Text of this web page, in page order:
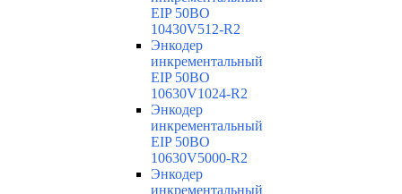
EIP 50BO
10430V512-R2
Энкодер
инкрементальный
EIP 50BO
10630V1024-R2
Энкодер
инкрементальный
EIP 50BO
10630V5000-R2
Энкодер
инкрементальный